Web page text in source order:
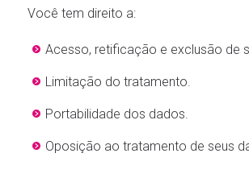
Você tem direito a:
Acesso, retificação e exclusão de
Limitação do tratamento.
Portabilidade dos dados.
Oposição ao tratamento de seus